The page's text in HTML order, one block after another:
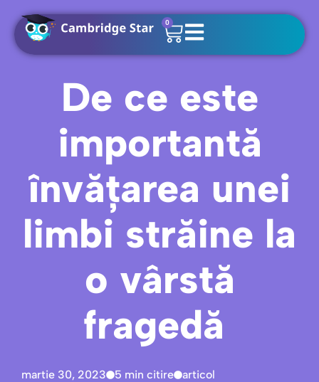
0
De ce este
importantă
învățarea unei
limbi străine la
o vârstă
fragedă
martie 30, 2023 5 min citire articol